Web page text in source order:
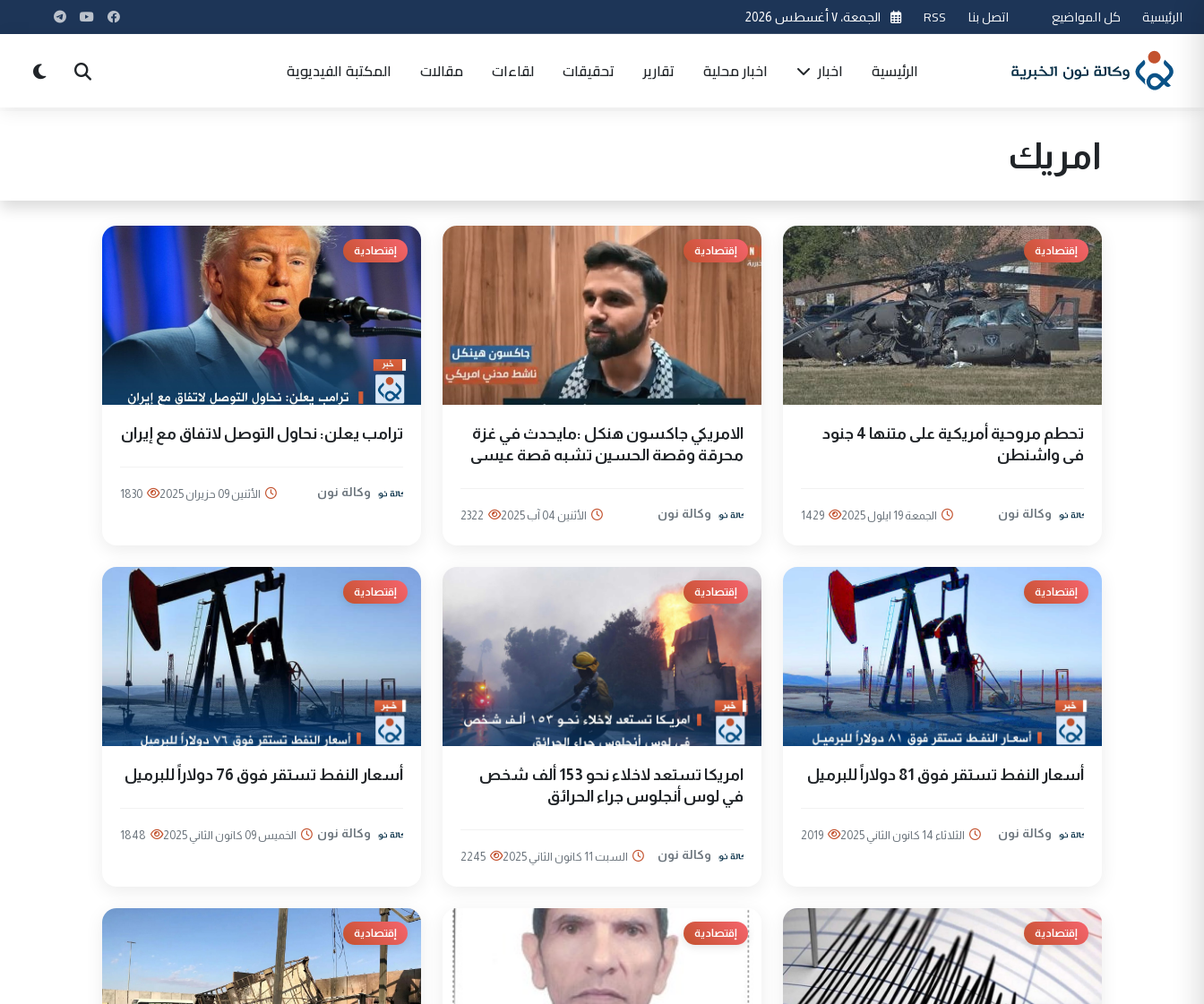
الرئيسية كل المواضيع اتصل بنا RSS الجمعة، ٧ أغسطس 2026
الرئيسية اخبار اخبار محلية تقارير تحقيقات لقاءات مقالات المكتبة الفيديوية
امريك
إقتصادية
تحطم مروحية أمريكية على متنها 4 جنود
فى واشنطن
وكالة نون الجمعة 19 ايلول 2025 1429
إقتصادية
الامريكي جاكسون هنكل :مايحدث في غزة
محرقة وقصة الحسين تشبه قصة عيسى
وكالة نون الأثنين 04 آب 2025 2322
إقتصادية
ترامب يعلن: نحاول التوصل لاتفاق مع إيران
وكالة نون الأثنين 09 حزيران 2025 1830
إقتصادية
أسعار النفط تستقر فوق 81 دولاراً للبرميل
وكالة نون الثلاثاء 14 كانون الثاني 2025 2019
إقتصادية
امريكا تستعد لاخلاء نحو 153 ألف شخص
في لوس أنجلوس جراء الحرائق
وكالة نون السبت 11 كانون الثاني 2025 2245
إقتصادية
أسعار النفط تستقر فوق 76 دولاراً للبرميل
وكالة نون الخميس 09 كانون الثاني 2025 1848
إقتصادية إقتصادية إقتصادية